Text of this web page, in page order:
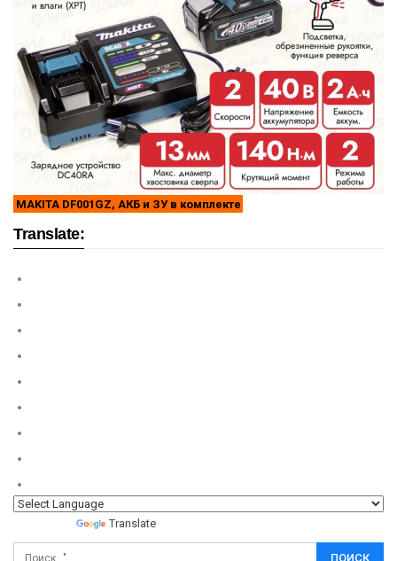
MAKITA DF001GZ, АКБ и ЗУ в комплекте
Translate:
Translate